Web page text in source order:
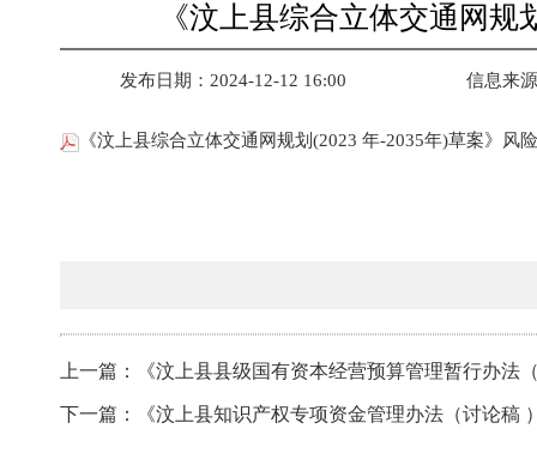
《汶上县综合立体交通网
发布日期：2024-12-12 16:00 信息来
《汶上县综合立体交通网规划(2023 年-2035年)草案》风
上一篇：《汶上县县级国有资本经营预算管理暂行办法
下一篇：《汶上县知识产权专项资金管理办法（讨论稿